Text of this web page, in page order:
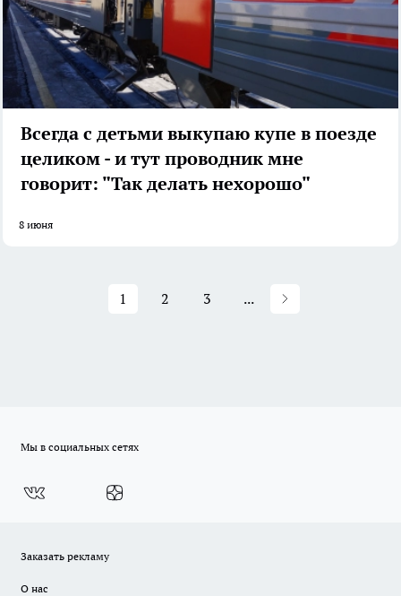
Всегда с детьми выкупаю купе в поезде
целиком - и тут проводник мне
говорит: "Так делать нехорошо"
8 июня
1 2 3 ...
Мы в социальных сетях
Заказать рекламу
О нас